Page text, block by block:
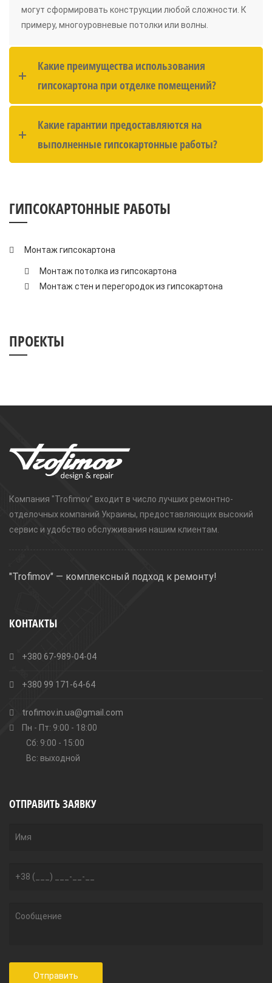
могут сформировать конструкции любой сложности. К
примеру, многоуровневые потолки или волны.
Какие преимущества использования
гипсокартона при отделке помещений?
Какие гарантии предоставляются на
выполненные гипсокартонные работы?
ГИПСОКАРТОННЫЕ РАБОТЫ
Монтаж гипсокартона
Монтаж потолка из гипсокартона
Монтаж стен и перегородок из гипсокартона
ПРОЕКТЫ
Компания "Trofimov" входит в число лучших ремонтно-
отделочных компаний Украины, предоставляющих высокий
сервис и удобство обслуживания нашим клиентам.
"Trofimov" — комплексный подход к ремонту!
КОНТАКТЫ
+380 67-989-04-04
+380 99 171-64-64
trofimov.in.ua@gmail.com
Пн - Пт: 9:00 - 18:00
Сб: 9:00 - 15:00
Вс: выходной
ОТПРАВИТЬ ЗАЯВКУ